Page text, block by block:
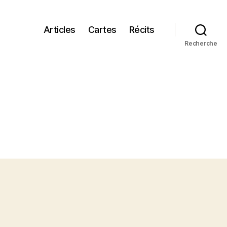
Articles Cartes Récits
Recherche